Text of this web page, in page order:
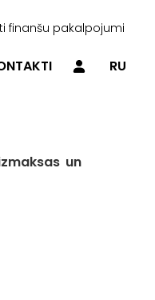
finanšu pakalpojumi
RU
un